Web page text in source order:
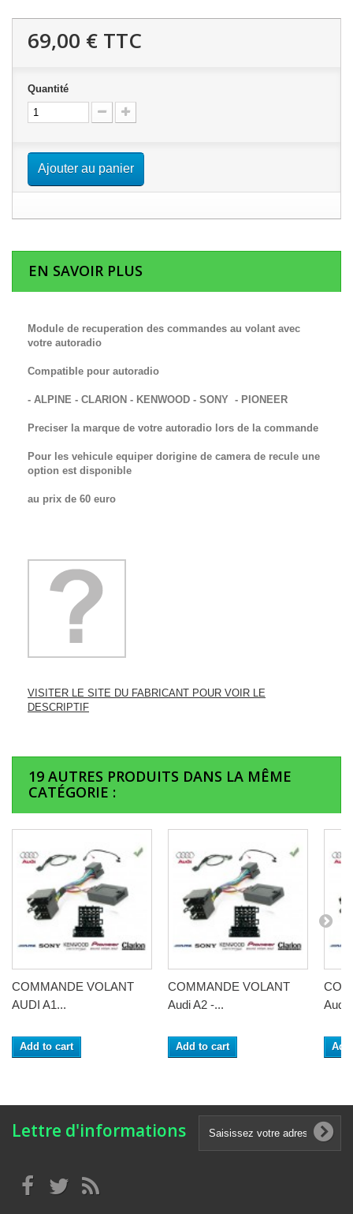
69,00 € TTC
Quantité
Ajouter au panier
EN SAVOIR PLUS
Module de recuperation des commandes au volant avec
votre autoradio
Compatible pour autoradio
- ALPINE - CLARION - KENWOOD - SONY - PIONEER
Preciser la marque de votre autoradio lors de la commande
Pour les vehicule equiper dorigine de camera de recule une
option est disponible
au prix de 60 euro
VISITER LE SITE DU FABRICANT POUR VOIR LE
DESCRIPTIF
19 AUTRES PRODUITS DANS LA MÊME
CATÉGORIE :
COMMANDE VOLANT
AUDI A1...
Add to cart
COMMANDE VOLANT
Audi A2 -...
Add to cart
Audi
Lettre d'informations